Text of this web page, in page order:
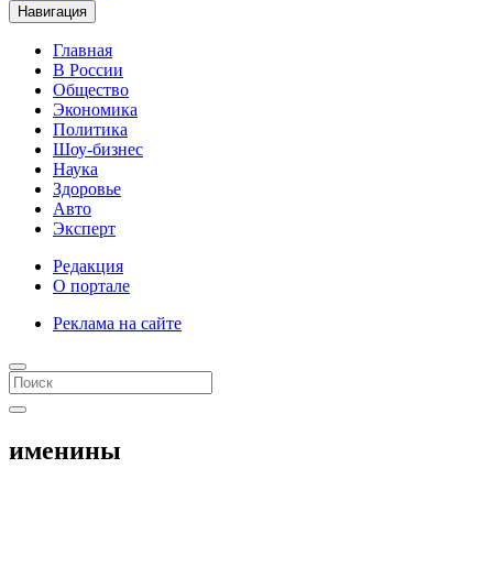
Навигация
Главная
В России
Общество
Экономика
Политика
Шоу-бизнес
Наука
Здоровье
Авто
Эксперт
Редакция
О портале
Реклама на сайте
именины